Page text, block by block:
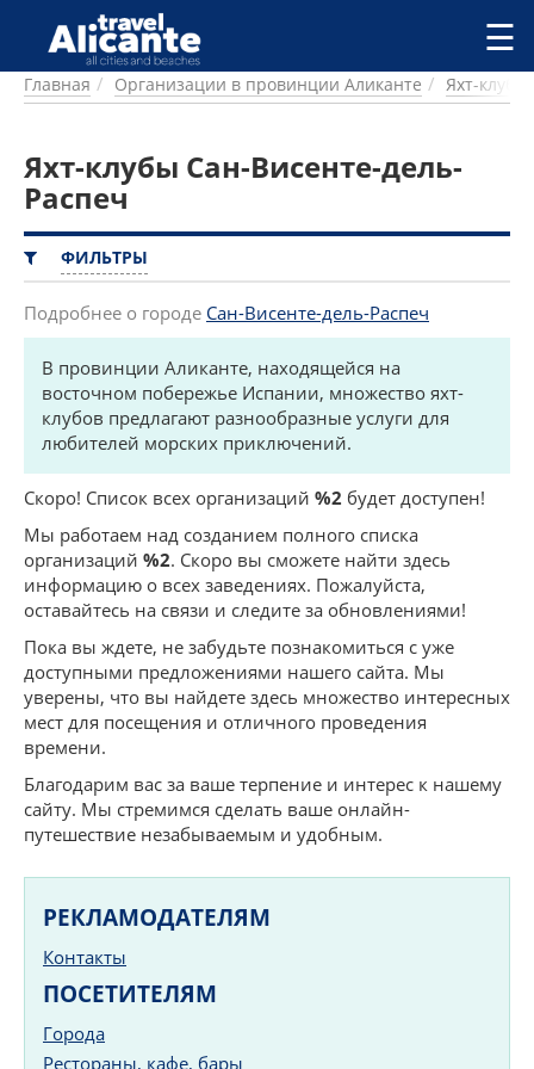
Перейти к основному содержанию
ГОРОДА
ПИТАНИЕ
ПРОЖИВАНИЕ
ДОСТОПРИМЕЧАТЕЛЬНОСТИ
КЕМПИНГ
КОМАРКИ (РАЙОНЫ)
РЕЦЕПТЫ
ПРЕДЛОЖЕНИЯ
СТАТЬИ
УСЛУГИ
☰
Главная Организации в провинции Аликанте Яхт-клубы
Яхт-клубы Сан-Висенте-дель-
Распеч
ФИЛЬТРЫ
Подробнее о городе Сан-Висенте-дель-Распеч
В провинции Аликанте, находящейся на
восточном побережье Испании, множество яхт-
клубов предлагают разнообразные услуги для
любителей морских приключений.
Скоро! Список всех организаций %2 будет доступен!
Мы работаем над созданием полного списка
организаций %2. Скоро вы сможете найти здесь
информацию о всех заведениях. Пожалуйста,
оставайтесь на связи и следите за обновлениями!
Пока вы ждете, не забудьте познакомиться с уже
доступными предложениями нашего сайта. Мы
уверены, что вы найдете здесь множество интересных
мест для посещения и отличного проведения
времени.
Благодарим вас за ваше терпение и интерес к нашему
сайту. Мы стремимся сделать ваше онлайн-
путешествие незабываемым и удобным.
РЕКЛАМОДАТЕЛЯМ
Контакты
ПОСЕТИТЕЛЯМ
Города
Рестораны, кафе, бары